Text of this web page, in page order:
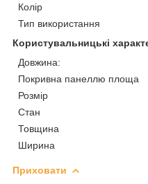
Колір
Тип використання
Користувальницькі
Довжина:
Покривна панеллю площа
Розмір
Стан
Товщина
Ширина
Приховати